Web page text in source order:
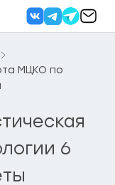
МЦКО по
6